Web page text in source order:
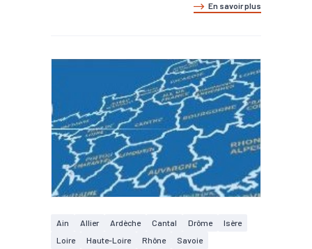
En savoir plus
Ain Allier Ardèche Cantal Drôme
Isère
Loire
Haute-Loire Rhône
Savoie